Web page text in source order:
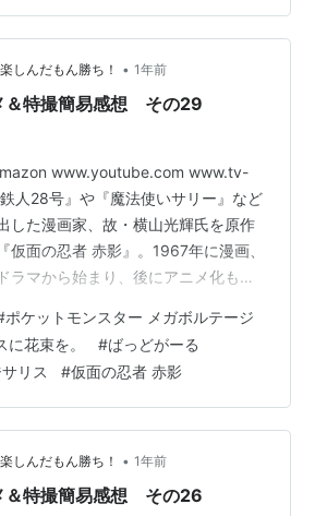
しんだもん勝ち！ • 1年前
＆特撮簡易感想 その29
www.youtube.com www.tv-
人28号』や『魔法使いサリー』など
した漫画家、故・横山光輝氏を原作
仮面の忍者 赤影』。1967年に漫画、
ラマから始まり、後にアニメ化もさ
UFOに大怪獣を使ったりと当時から
て有名だったそうです。今でも続く
リなイメージは、実はこの作品が源
のだとか…… ともかくそんな赤影
かのリメイクされることが発表…
ポケットモンスター メガボルテージ
に花束を。 #ばっどがーる
リス #仮面の忍者 赤影
しんだもん勝ち！ • 1年前
＆特撮簡易感想 その26